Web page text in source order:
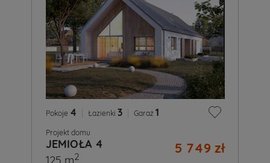
Pokoje 4 Łazienki 3 Garaż 1
Projekt domu
JEMIOŁA 4 5 749 zł
125 m2